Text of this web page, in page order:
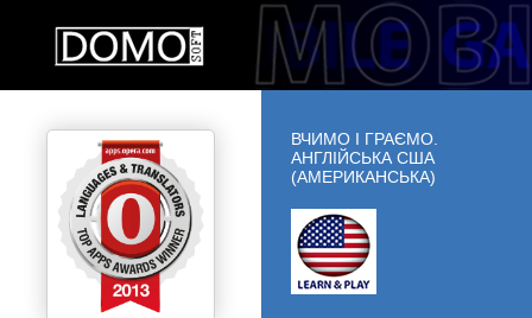
ВЧИМО І ГРАЄМО.
АНГЛІЙСЬКА CША
(АМЕРИКАНСЬКА)